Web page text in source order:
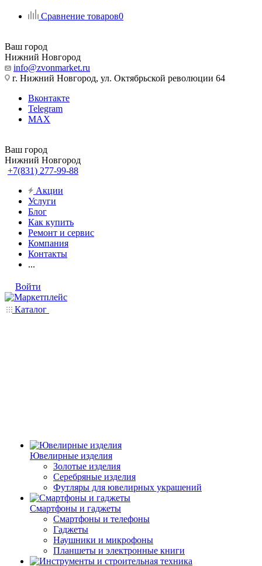
Сравнение товаров0
Ваш город
Нижний Новгород
info@zvonmarket.ru
г. Нижний Новгород, ул. Октябрьской революции 64
Вконтакте
Telegram
MAX
Ваш город
Нижний Новгород
+7(831) 277-99-88
Акции
Услуги
Блог
Как купить
Ремонт и сервис
Компания
Контакты
...
Войти
Каталог
Ювелирные изделия
Золотые изделия
Серебряные изделия
Футляры для ювелирных украшений
Смартфоны и гаджеты
Смартфоны и телефоны
Гаджеты
Наушники и микрофоны
Планшеты и электронные книги